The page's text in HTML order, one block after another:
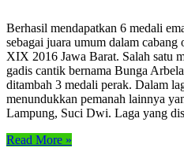
Berhasil mendapatkan 6 medali
sebagai juara umum dalam cabang
XIX 2016 Jawa Barat. Salah satu
gadis cantik bernama Bunga
ditambah 3 medali perak. Dalam
menundukkan pemanah lainnya
Lampung, Suci Dwi. Laga yang
Read More »